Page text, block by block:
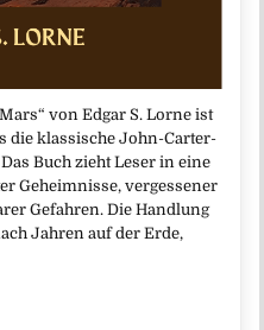
von Edgar S. Lorne ist
die klassische John-Carter-
Buch zieht Leser in eine
Geheimnisse, vergessener
Gefahren. Die Handlung
Jahren auf der Erde,